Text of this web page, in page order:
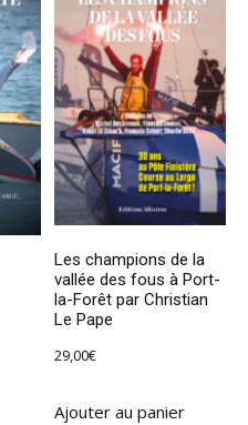
Les champions de la
vallée des fous à Port-
la-Forêt par Christian
Le Pape
29,00€
Ajouter au panier